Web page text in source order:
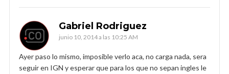
Gabriel Rodriguez
junio 10, 2014 a las 10:25 AM
Ayer paso lo mismo, imposible verlo aca, no carga nada, sera
seguir en IGN y esperar que para los que no sepan ingles le